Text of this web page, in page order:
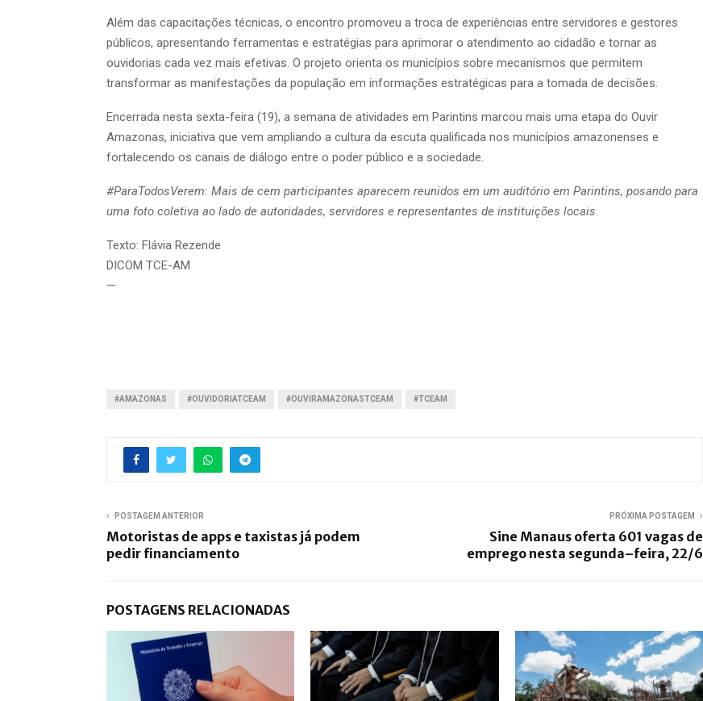
Além das capacitações técnicas, o encontro promoveu a troca de experiências entre servidores e gestores
públicos, apresentando ferramentas e estratégias para aprimorar o atendimento ao cidadão e tornar as
ouvidorias cada vez mais efetivas. O projeto orienta os municípios sobre mecanismos que permitem
transformar as manifestações da população em informações estratégicas para a tomada de decisões.
Encerrada nesta sexta-feira (19), a semana de atividades em Parintins marcou mais uma etapa do Ouvir
Amazonas, iniciativa que vem ampliando a cultura da escuta qualificada nos municípios amazonenses e
fortalecendo os canais de diálogo entre o poder público e a sociedade.
#ParaTodosVerem: Mais de cem participantes aparecem reunidos em um auditório em Parintins, posando para
uma foto coletiva ao lado de autoridades, servidores e representantes de instituições locais.
Texto: Flávia Rezende
DICOM TCE-AM
—
#AMAZONAS #OUVIDORIATCEAM #OUVIRAMAZONASTCEAM #TCEAM
POSTAGEM ANTERIOR
Motoristas de apps e taxistas já podem
pedir financiamento
PRÓXIMA POSTAGEM
Sine Manaus oferta 601 vagas de
emprego nesta segunda–feira, 22/6
POSTAGENS RELACIONADAS